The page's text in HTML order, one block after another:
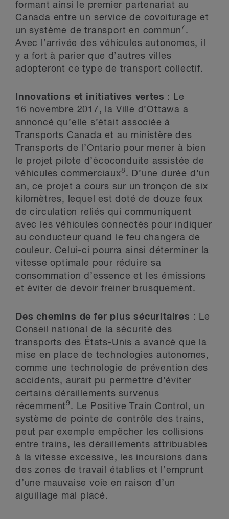
formant ainsi le premier partenariat au
Canada entre un service de covoiturage et
un système de transport en commun 7 .
Avec l’arrivée des véhicules autonomes, il
y a fort à parier que d’autres villes
adopteront ce type de transport collectif.
Innovations et initiatives vertes : Le
16 novembre 2017, la Ville d’Ottawa a
annoncé qu’elle s’était associée à
Transports Canada et au ministère des
Transports de l’Ontario pour mener à bien
le projet pilote d’écoconduite assistée de
véhicules commerciaux8 . D’une durée d’un
an, ce projet a cours sur un tronçon de six
kilomètres, lequel est doté de douze feux
de circulation reliés qui communiquent
avec les véhicules connectés pour indiquer
au conducteur quand le feu changera de
couleur. Celui-ci pourra ainsi déterminer la
vitesse optimale pour réduire sa
consommation d’essence et les émissions
et éviter de devoir freiner brusquement.
Des chemins de fer plus sécuritaires : Le
Conseil national de la sécurité des
transports des États-Unis a avancé que la
mise en place de technologies autonomes,
comme une technologie de prévention des
accidents, aurait pu permettre d’éviter
certains déraillements survenus
récemment9 . Le Positive Train Control, un
système de pointe de contrôle des trains,
peut par exemple empêcher les collisions
entre trains, les déraillements attribuables
à la vitesse excessive, les incursions dans
des zones de travail établies et l’emprunt
d’une mauvaise voie en raison d’un
aiguillage mal placé.